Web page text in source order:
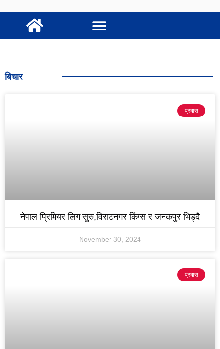
बिचार
प्रबास
नेपाल प्रिमियर लिग सुरु,विराटनगर किंग्स र जनकपुर भिड्दै
November 30, 2024
प्रबास